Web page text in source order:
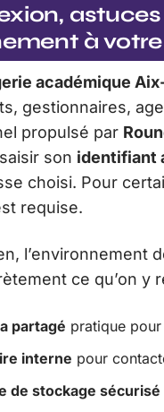
à
académique
gestionnaires,
propulsé par
son identifiant
choisi. Pour
requise.
l’environnement
ce qu’on y
partagé pratique
interne pour
de stockage sécurisé